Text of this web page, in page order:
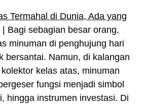
Termahal di Dunia, Ada yang
| Bagi sebagian besar orang,
minuman di penghujung hari
bersantai. Namun, di kalangan
kelas atas, minuman
fungsi menjadi simbol
hingga instrumen investasi. Di